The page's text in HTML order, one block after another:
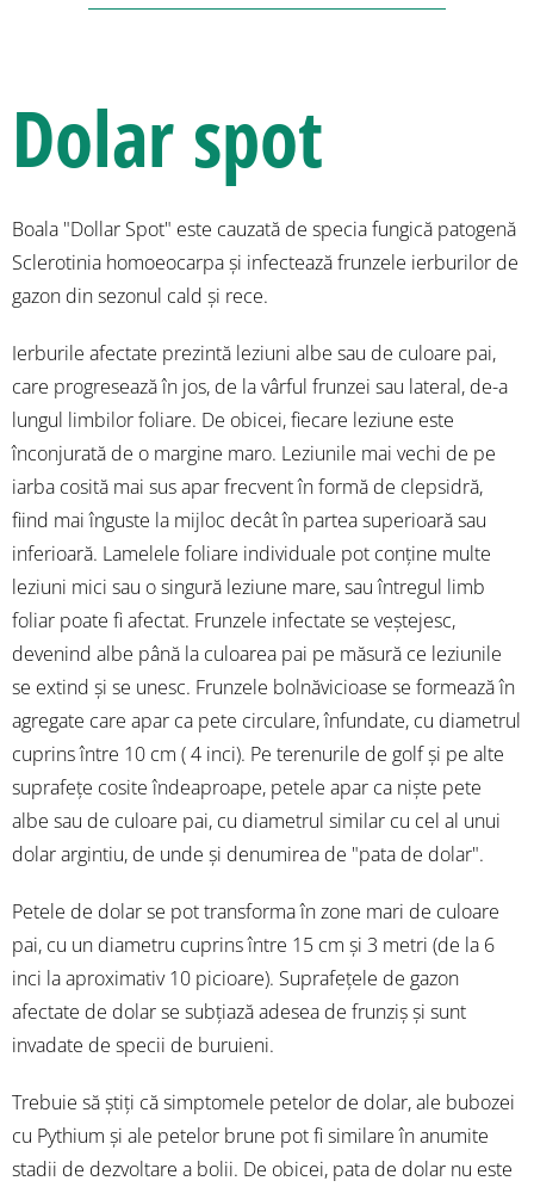
Dolar spot
Boala "Dollar Spot" este cauzată de specia fungică patogenă
Sclerotinia homoeocarpa și infectează frunzele ierburilor de
gazon din sezonul cald și rece.
Ierburile afectate prezintă leziuni albe sau de culoare pai,
care progresează în jos, de la vârful frunzei sau lateral, de-a
lungul limbilor foliare. De obicei, fiecare leziune este
înconjurată de o margine maro. Leziunile mai vechi de pe
iarba cosită mai sus apar frecvent în formă de clepsidră,
fiind mai înguste la mijloc decât în partea superioară sau
inferioară. Lamelele foliare individuale pot conține multe
leziuni mici sau o singură leziune mare, sau întregul limb
foliar poate fi afectat. Frunzele infectate se veștejesc,
devenind albe până la culoarea pai pe măsură ce leziunile
se extind și se unesc. Frunzele bolnăvicioase se formează în
agregate care apar ca pete circulare, înfundate, cu diametrul
cuprins între 10 cm ( 4 inci). Pe terenurile de golf și pe alte
suprafețe cosite îndeaproape, petele apar ca niște pete
albe sau de culoare pai, cu diametrul similar cu cel al unui
dolar argintiu, de unde și denumirea de "pata de dolar".
Petele de dolar se pot transforma în zone mari de culoare
pai, cu un diametru cuprins între 15 cm și 3 metri (de la 6
inci la aproximativ 10 picioare). Suprafețele de gazon
afectate de dolar se subțiază adesea de frunziș și sunt
invadate de specii de buruieni.
Trebuie să știți că simptomele petelor de dolar, ale bubozei
cu Pythium și ale petelor brune pot fi similare în anumite
stadii de dezvoltare a bolii. De obicei, pata de dolar nu este